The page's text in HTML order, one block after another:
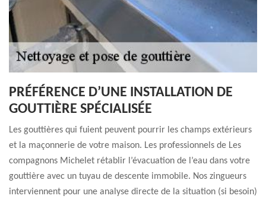
PRÉFÉRENCE D’UNE INSTALLATION DE
GOUTTIÈRE SPÉCIALISÉE
Les gouttières qui fuient peuvent pourrir les champs extérieurs
et la maçonnerie de votre maison. Les professionnels de Les
compagnons Michelet rétablir l’évacuation de l’eau dans votre
gouttière avec un tuyau de descente immobile. Nos zingueurs
interviennent pour une analyse directe de la situation (si besoin)